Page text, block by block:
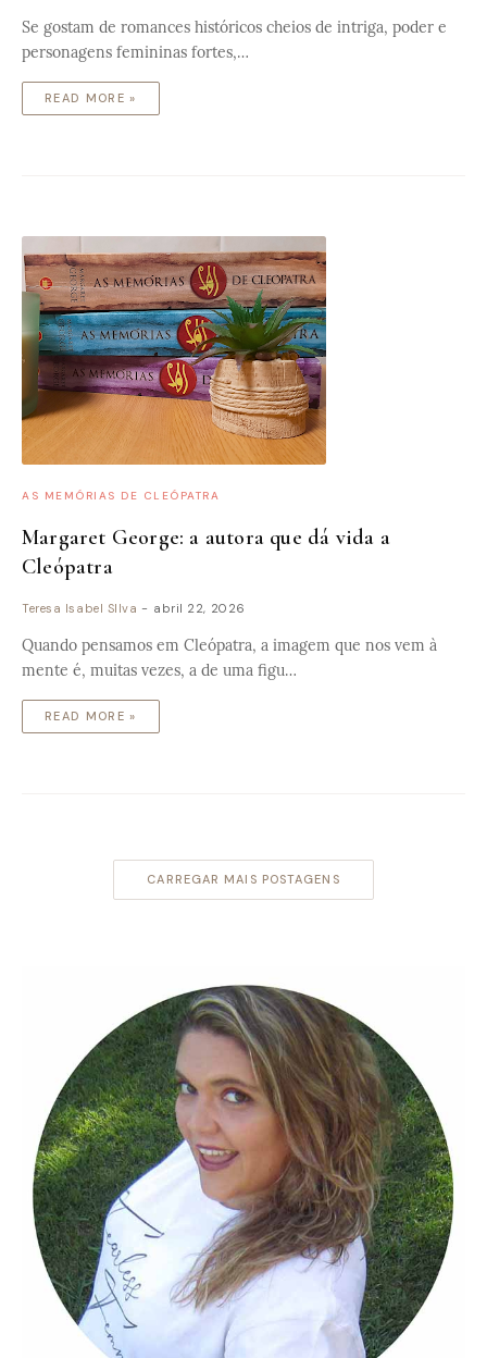
Se gostam de romances históricos cheios de intriga, poder e
personagens femininas fortes,…
READ MORE »
AS MEMÓRIAS DE CLEÓPATRA
Margaret George: a autora que dá vida a
Cleópatra
Teresa Isabel SIlva - abril 22, 2026
Quando pensamos em Cleópatra, a imagem que nos vem à
mente é, muitas vezes, a de uma figu…
READ MORE »
CARREGAR MAIS POSTAGENS